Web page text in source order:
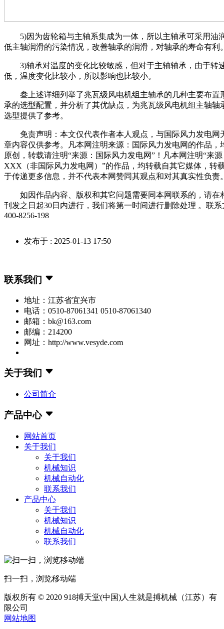
5)因为齿轮箱与主轴系集成为一体，所以主轴承可采用油
低主轴润滑的污染情况，改善轴承的润滑，对轴承的寿命有利
3)轴承对温度的变化比较敏感，但对于主轴轴承，由于转
低，温度变化比较小，所以影响也比较小。
叁上述详细列举了兆瓦级风电机组主轴承的几种主要布置
承的选型配置，并分析了其优缺点，为兆瓦级风电机组主轴轴
选型提供了参考。
免责声明：本文仅代表作者本人观点，与国际风力发电网
章内容仅供参考。凡本网注明来源：国际风力发电网的作品，
原创，转载请注明“来源：国际风力发电网”！凡本网注明“来
XXX（非国际风力发电网）”的作品，均转载自其它媒体，转
于传递更多信息，并不代表本网赞同其观点和对其真实性负责
如因作品内容、版权和其它问题需要同本网联系的，请在
刊发之日起30日内进行，我们将第一时间进行删除处理 。联系
400-8256-198
发布于 : 2025-01-13 17:50
联系我们
地址：江苏省宜兴市
电话：0510-87061341 0510-87061340
邮箱：bk@163.com
邮编：214200
网址：http://www.vesyde.com
关于我们
公司简介
产品中心
网站首页
关于我们
关于我们
机械知识
机械自动化
联系我们
产品中心
关于我们
机械知识
机械自动化
联系我们
扫一扫，浏览移动端
版权所有 © 2020 918搏天堂(中国)人生就是搏机械（江苏）有
限公司
网站地图